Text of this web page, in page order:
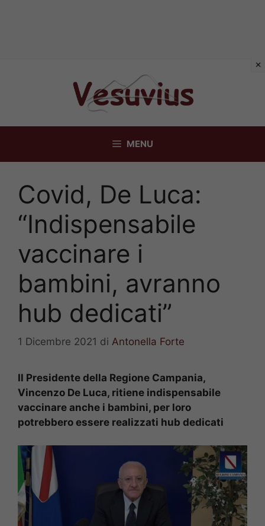
MENU
Covid, De Luca:
“Indispensabile
vaccinare i
bambini, avranno
hub dedicati”
1 Dicembre 2021 di Antonella Forte
Il Presidente della Regione Campania,
Vincenzo De Luca, ritiene indispensabile
vaccinare anche i bambini, per loro
potrebbero essere realizzati hub dedicati